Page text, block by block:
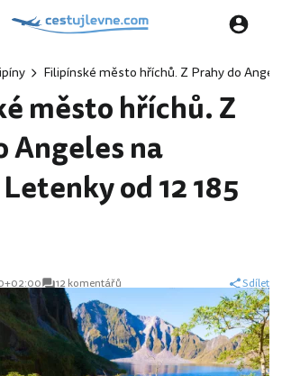
Filipínské město hříchů. Z Prahy do
město hříchů. Z
Angeles na
od 12 185
12 komentářů Sdílet